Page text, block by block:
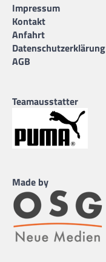
Impressum
Kontakt
Anfahrt
Datenschutzerklärung
AGB
Teamausstatter
Made by